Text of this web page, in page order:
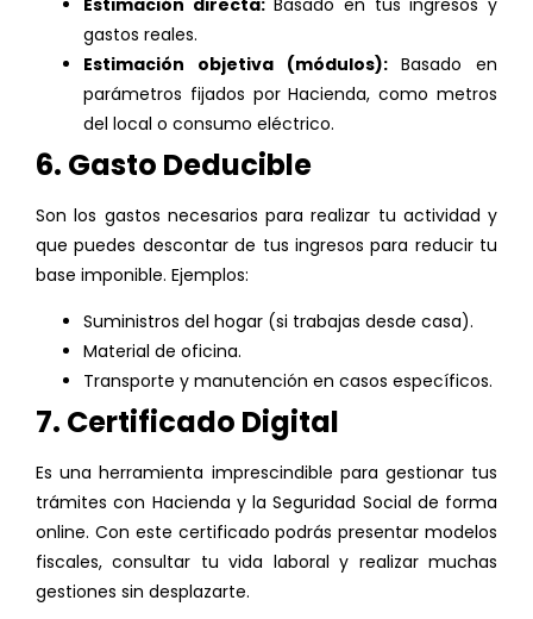
gastos reales.
Estimación objetiva (módulos):Basado en
parámetros fijados por Hacienda, como metros
del local o consumo eléctrico.
6. Gasto Deducible
Son los gastos necesarios para realizar tu actividad y
que puedes descontar de tus ingresos para reducir tu
base imponible. Ejemplos:
Suministros del hogar (si trabajas desde casa).
Material de oficina.
Transporte y manutención en casos específicos.
7. Certificado Digital
Es una herramienta imprescindible para gestionar tus
trámites con Hacienda y la Seguridad Social de forma
online. Con este certificado podrás presentar modelos
fiscales, consultar tu vida laboral y realizar muchas
gestiones sin desplazarte.